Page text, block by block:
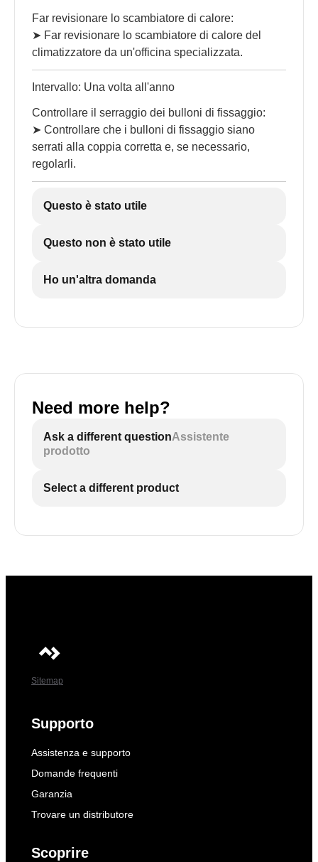
Far revisionare lo scambiatore di calore:
➤ Far revisionare lo scambiatore di calore del
climatizzatore da un'officina specializzata.
Intervallo: Una volta all'anno
Controllare il serraggio dei bulloni di fissaggio:
➤ Controllare che i bulloni di fissaggio siano
serrati alla coppia corretta e, se necessario,
regolarli.
Questo è stato utile
Questo non è stato utile
Ho un'altra domanda
Need more help?
Ask a different questionAssistente
prodotto
Select a different product
Sitemap
Supporto
Assistenza e supporto
Domande frequenti
Garanzia
Trovare un distributore
Scoprire